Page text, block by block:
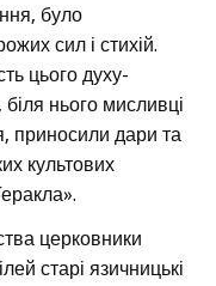
було
сил і стихій.
цього духу-
нього мисливці
приносили дари та
культових
церковники
старі язичницькі